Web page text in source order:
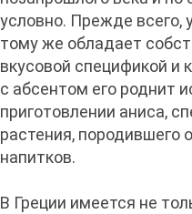
условно. Прежде всего,
тому же обладает
вкусовой спецификой и
с абсентом его роднит
приготовлении аниса,
растения, породившего
напитков.
В Греции имеется не